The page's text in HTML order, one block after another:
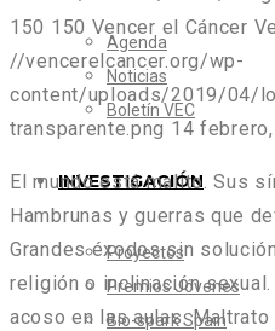
Agenda
Noticias
Boletín VEC
INVESTIGACIÓN
Proyectos
Premios Jóvenes
Bio-spark Spain
150 150 Vencer el Cáncer
//vencerelcancer.org/wp-
content/uploads/2019/04/
transparente.png 14
El mundo está malito. Sus
Hambrunas y guerras que
Grandes éxodos sin
religión o inclinación
acoso en las aulas.